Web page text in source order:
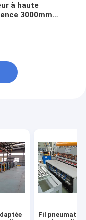
à haute
3000mm
Fil